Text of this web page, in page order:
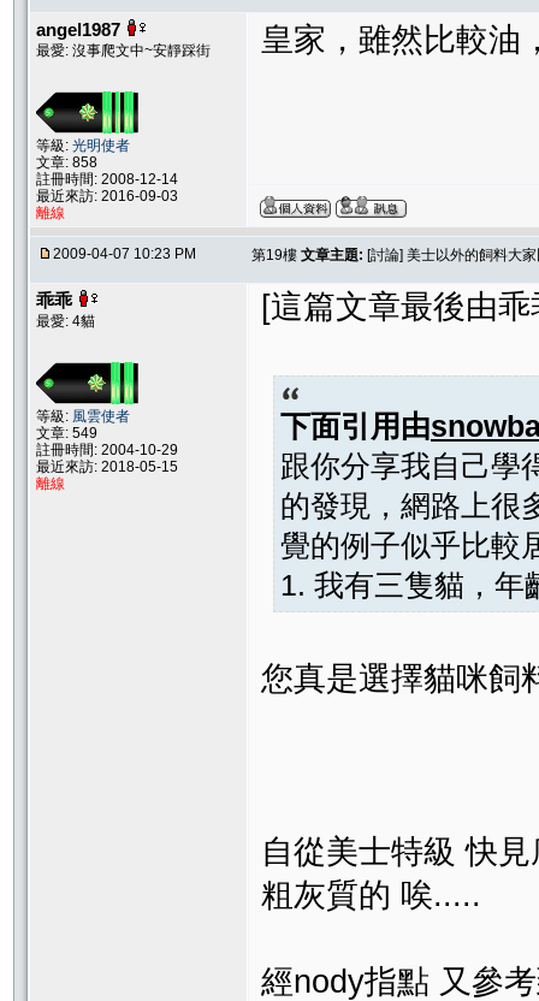
angel1987
最愛: 沒事爬文中~安靜踩街
等級: 光明使者
文章: 858
註冊時間: 2008-12-14
最近來訪: 2016-09-03
離線
皇家，雖然比較油
2009-04-07 10:23 PM 第19樓 文章主題: [討論] 美士以外的飼料大
乖乖
最愛: 4貓
等級: 風雲使者
文章: 549
註冊時間: 2004-10-29
最近來訪: 2018-05-15
離線
[這篇文章最後由
下面引用由
跟你分享我自己學
的發現，網路上很
覺的例子似乎比較
1. 我有三隻貓，
您真是選擇貓咪飼
自從美士特級 快
粗灰質的 唉.....
經nody指點 又參